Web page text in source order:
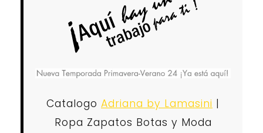
Catalogo Adriana by Lamasini |
Ropa Zapatos Botas y Moda